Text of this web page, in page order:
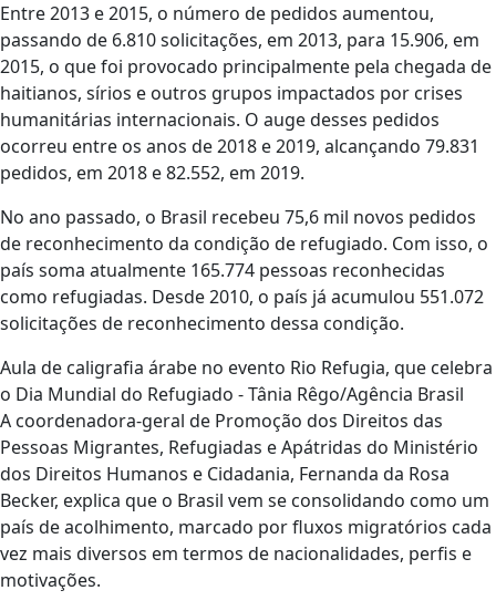
Entre 2013 e 2015, o número de pedidos aumentou,
passando de 6.810 solicitações, em 2013, para 15.906, em
2015, o que foi provocado principalmente pela chegada de
haitianos, sírios e outros grupos impactados por crises
humanitárias internacionais. O auge desses pedidos
ocorreu entre os anos de 2018 e 2019, alcançando 79.831
pedidos, em 2018 e 82.552, em 2019.
No ano passado, o Brasil recebeu 75,6 mil novos pedidos
de reconhecimento da condição de refugiado. Com isso, o
país soma atualmente 165.774 pessoas reconhecidas
como refugiadas. Desde 2010, o país já acumulou 551.072
solicitações de reconhecimento dessa condição.
Aula de caligrafia árabe no evento Rio Refugia, que celebra
o Dia Mundial do Refugiado - Tânia Rêgo/Agência Brasil
A coordenadora-geral de Promoção dos Direitos das
Pessoas Migrantes, Refugiadas e Apátridas do Ministério
dos Direitos Humanos e Cidadania, Fernanda da Rosa
Becker, explica que o Brasil vem se consolidando como um
país de acolhimento, marcado por fluxos migratórios cada
vez mais diversos em termos de nacionalidades, perfis e
motivações.